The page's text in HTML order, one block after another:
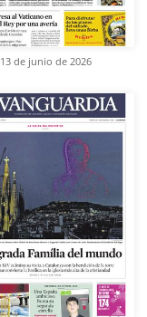
13 de junio de 2026